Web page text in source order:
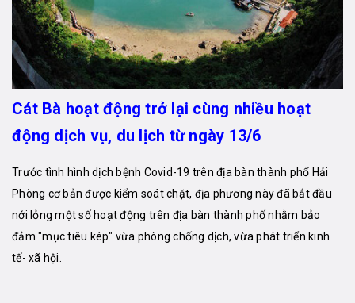
Cát Bà hoạt động trở lại cùng nhiều hoạt
động dịch vụ, du lịch từ ngày 13/6
Trước tình hình dịch bệnh Covid-19 trên địa bàn thành phố Hải
Phòng cơ bản được kiểm soát chặt, địa phương này đã bắt đầu
nới lỏng một số hoạt động trên địa bàn thành phố nhằm bảo
đảm "mục tiêu kép" vừa phòng chống dịch, vừa phát triển kinh
tế- xã hội.